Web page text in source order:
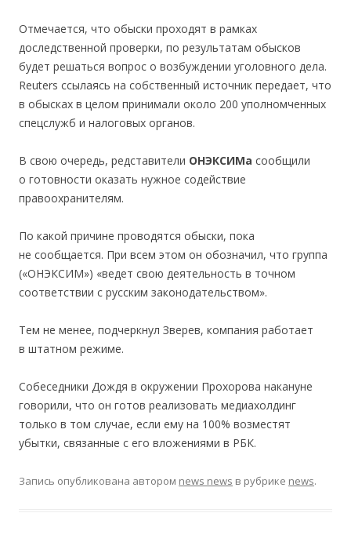
Отмечается, что обыски проходят в рамках
доследственной проверки, по результатам обысков
будет решаться вопрос о возбуждении уголовного дела.
Reuters ссылаясь на собственный источник передает, что
в обысках в целом принимали около 200 уполномченных
спецслужб и налоговых органов.
В свою очередь, редставители ОНЭКСИМа сообщили
о готовности оказать нужное содействие
правоохранителям.
По какой причине проводятся обыски, пока
не сообщается. При всем этом он обозначил, что группа
(«ОНЭКСИМ») «ведет свою деятельность в точном
соответствии с русским законодательством».
Тем не менее, подчеркнул Зверев, компания работает
в штатном режиме.
Собеседники Дождя в окружении Прохорова накануне
говорили, что он готов реализовать медиахолдинг
только в том случае, если ему на 100% возместят
убытки, связанные с его вложениями в РБК.
Запись опубликована автором news news в рубрике news.